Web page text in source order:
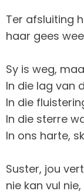
Ter afsluiting
haar gees
Sy is weg,
In die lag van
In die
In die sterre
In ons harte,
Suster, jou
nie kan vul